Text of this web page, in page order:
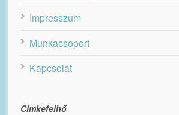
Impresszum
Munkacsoport
Kapcsolat
Címkefelhő